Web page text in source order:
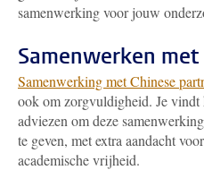
samenwerking voor jouw
Samenwerken met
Samenwerking met Chinese
ook om zorgvuldigheid. Je
adviezen om deze
te geven, met extra aandacht
academische vrijheid.